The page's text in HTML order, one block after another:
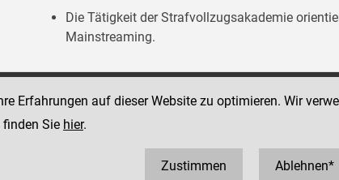
Die Tätigkeit der Strafvollzugsakademie
Mainstreaming.
Wien
12
+43 1 40403 358810
Social Media Kanäle
Erfahrungen auf dieser Website zu optimieren. Wir
Sie hier.
Zustimmen Ablehnen*